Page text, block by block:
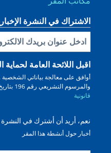
الاشتراك في النشرة
Inserisci la tua email
اقبل اللائحة العامة لحماية
أوافق على معالجة بياناتي الشخصية
والمرسوم التشريعي رقم 196 بتاريخ 30 يونيو 2003
قانونية
نعم، أريد أن أشترك في النشرة
أخبار حول أنشطة هذا المقر